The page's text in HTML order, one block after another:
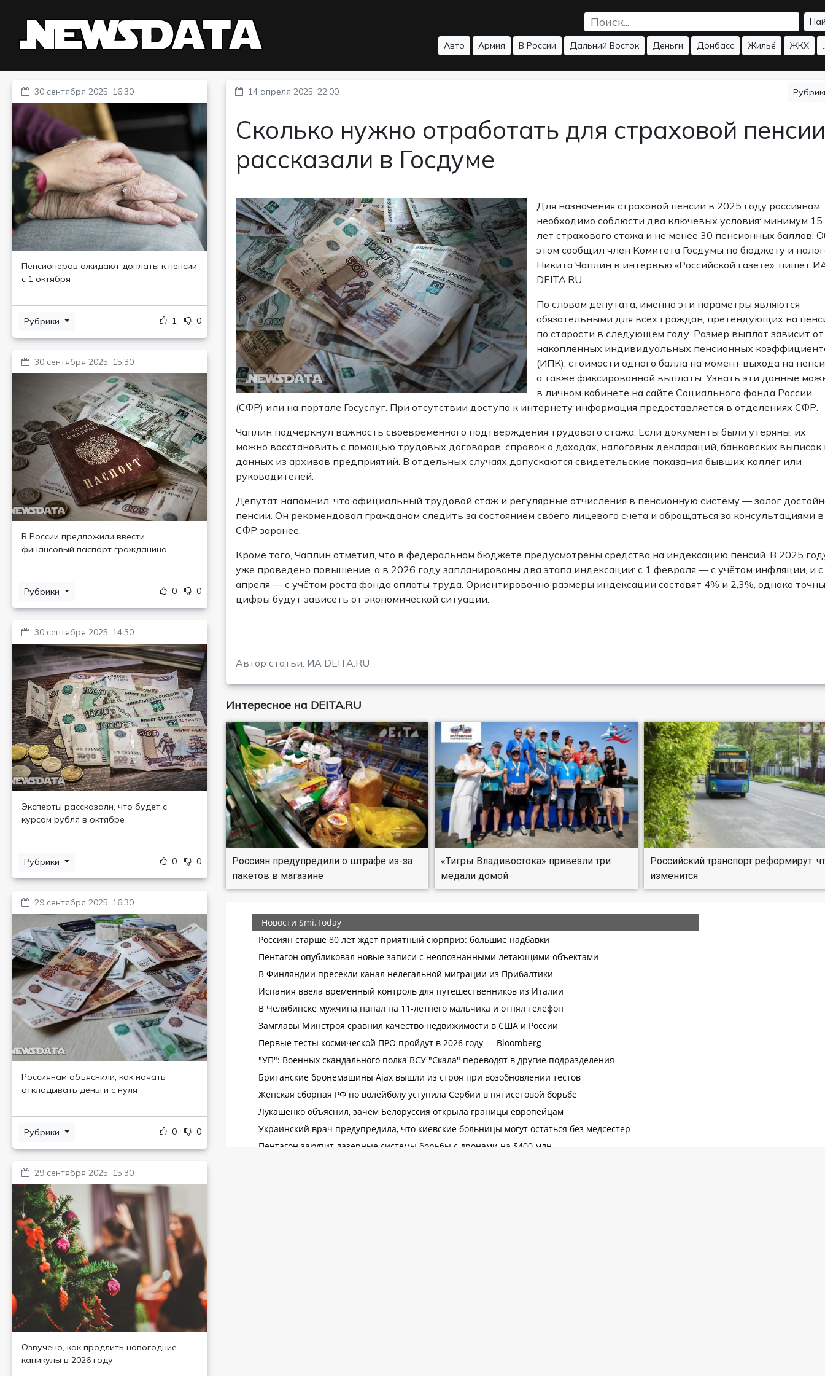
Авто Армия В России Дальний Восток Деньги Донбасс Жильё ЖКХ
30 сентября 2025, 16:30
Пенсионеров ожидают доплаты к пенсии
с 1 октября
Рубрики 1 0
30 сентября 2025, 15:30
В России предложили ввести
финансовый паспорт гражданина
Рубрики 0 0
30 сентября 2025, 14:30
Эксперты рассказали, что будет с
курсом рубля в октябре
Рубрики 0 0
29 сентября 2025, 16:30
Россиянам объяснили, как начать
откладывать деньги с нуля
Рубрики 0 0
29 сентября 2025, 15:30
Озвучено, как продлить новогодние
каникулы в 2026 году
14 апреля 2025, 22:00
Сколько нужно отработать для страховой
рассказали в Госдуме
Для назначения страховой пенсии в 2025 году россиянам
необходимо соблюсти два ключевых условия: минимум 15
лет страхового стажа и не менее 30 пенсионных баллов.
этом сообщил член Комитета Госдумы по бюджету и
Никита Чаплин в интервью «Российской газете», пишет
DEITA.RU.
По словам депутата, именно эти параметры являются
обязательными для всех граждан, претендующих на
по старости в следующем году. Размер выплат зависит от
накопленных индивидуальных пенсионных
(ИПК), стоимости одного балла на момент выхода на
а также фиксированной выплаты. Узнать эти данные
в личном кабинете на сайте Социального фонда России
(СФР) или на портале Госуслуг. При отсутствии доступа к интернету информация предоставляется в отделениях СФР.
Чаплин подчеркнул важность своевременного подтверждения трудового стажа. Если документы были утеряны, их
можно восстановить с помощью трудовых договоров, справок о доходах, налоговых деклараций, банковских выписок
данных из архивов предприятий. В отдельных случаях допускаются свидетельские показания бывших коллег или
руководителей.
Депутат напомнил, что официальный трудовой стаж и регулярные отчисления в пенсионную систему — залог
пенсии. Он рекомендовал гражданам следить за состоянием своего лицевого счета и обращаться за консультациями в
СФР заранее.
Кроме того, Чаплин отметил, что в федеральном бюджете предусмотрены средства на индексацию пенсий. В 2025
уже проведено повышение, а в 2026 году запланированы два этапа индексации: с 1 февраля — с учётом инфляции, и с
апреля — с учётом роста фонда оплаты труда. Ориентировочно размеры индексации составят 4% и 2,3%, однако
цифры будут зависеть от экономической ситуации.
Автор статьи: ИА DEITA.RU
Интересное на DEITA.RU
Россиян предупредили о штрафе из-за
пакетов в магазине
«Тигры Владивостока» привезли три
медали домой
Российский транспорт реформирут:
изменится